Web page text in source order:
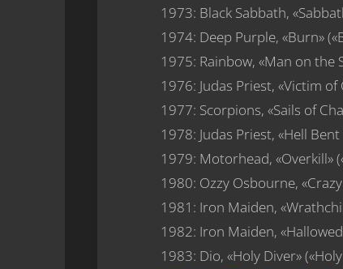
1973: Black Sabbath,
1974: Deep Purple, «Burn»
1975: Rainbow, «Man on the
1976: Judas Priest, «Victim of
1977: Scorpions, «Sails of
1978: Judas Priest, «Hell
1979: Motorhead, «Overkill»
1980: Ozzy Osbourne,
1981: Iron Maiden,
1982: Iron Maiden,
1983: Dio, «Holy Diver»